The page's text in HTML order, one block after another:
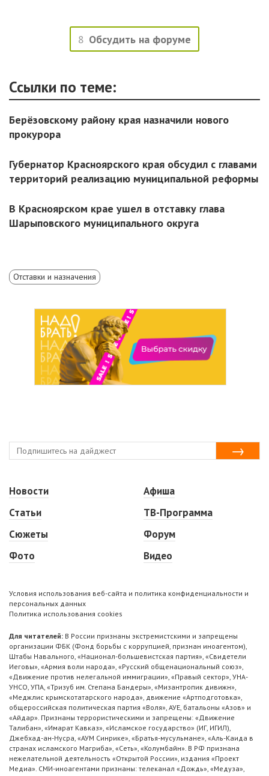
8 Обсудить на форуме
Ссылки по теме:
Берёзовскому району края назначили нового
прокурора
Губернатор Красноярского края обсудил с главами
территорий реализацию муниципальной реформы
В Красноярском крае ушел в отставку глава
Шарыповского муниципального округа
Отставки и назначения
Новости
Статьи
Сюжеты
Фото
Афиша
ТВ-Программа
Форум
Видео
Условия использования веб-сайта и политика конфиденциальности и
персональных данных
Политика использования cookies
Для читателей: В России признаны экстремистскими и запрещены
организации ФБК (Фонд борьбы с коррупцией, признан иноагентом),
Штабы Навального, «Национал-большевистская партия», «Свидетели
Иеговы», «Армия воли народа», «Русский общенациональный союз»,
«Движение против нелегальной иммиграции», «Правый сектор», УНА-
УНСО, УПА, «Тризуб им. Степана Бандеры», «Мизантропик дивижн»,
«Меджлис крымскотатарского народа», движение «Артподготовка»,
общероссийская политическая партия «Воля», АУЕ, батальоны «Азов» и
«Айдар». Признаны террористическими и запрещены: «Движение
Талибан», «Имарат Кавказ», «Исламское государство» (ИГ, ИГИЛ),
Джебхад-ан-Нусра, «АУМ Синрике», «Братья-мусульмане», «Аль-Каида в
странах исламского Магриба», «Сеть», «Колумбайн». В РФ признана
нежелательной деятельность «Открытой России», издания «Проект
Медиа». СМИ-иноагентами признаны: телеканал «Дождь», «Медуза»,